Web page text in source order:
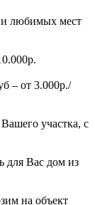
любимых мест
– от 3.000р./
участка, с
Вас дом из
на объект